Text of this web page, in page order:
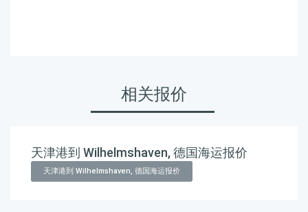
相关报价
天津港到 Wilhelmshaven, 德国海运报价
天津港到 Wilhelmshaven, 德国海运报价